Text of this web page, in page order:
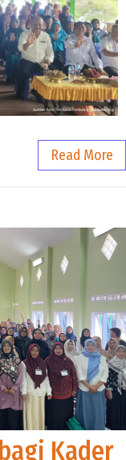
Read More
Kader